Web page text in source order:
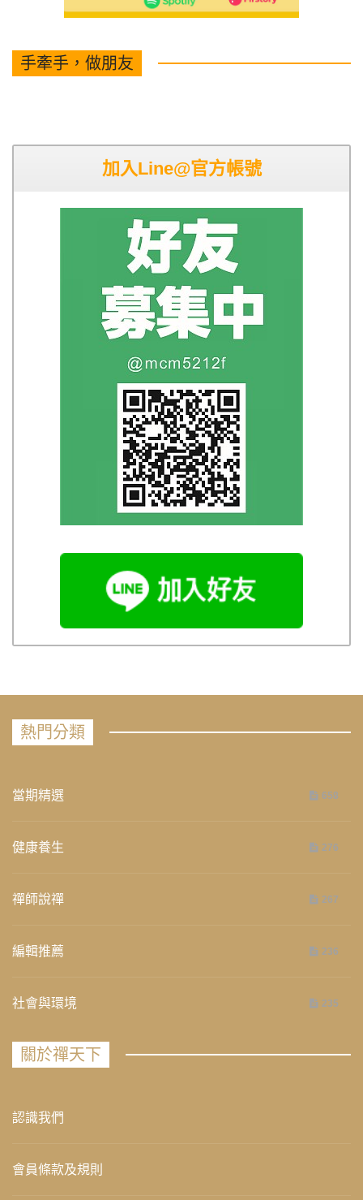
手牽手，做朋友
加入Line@官方帳號
熱門分類
當期精選 658
健康養生 276
禪師說禪 267
編輯推薦 236
社會與環境 235
關於禪天下
認識我們
會員條款及規則